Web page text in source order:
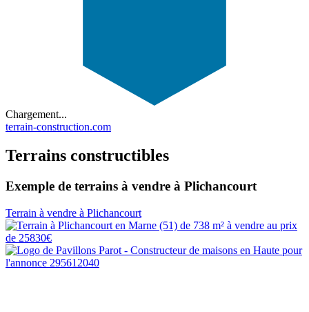
Chargement...
terrain-construction.com
Terrains constructibles
Exemple de terrains à vendre à Plichancourt
Terrain à vendre à Plichancourt